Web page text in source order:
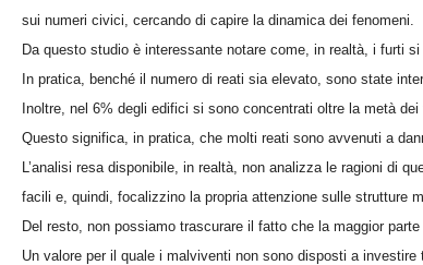
sui numeri civici, cercando di capire la dinamica dei fenomeni.
Da questo studio è interessante notare come, in realtà, i furti si
In pratica, benché il numero di reati sia elevato, sono state
Inoltre, nel 6% degli edifici si sono concentrati oltre la metà dei
Questo significa, in pratica, che molti reati sono avvenuti a
L’analisi resa disponibile, in realtà, non analizza le ragioni di
facili e, quindi, focalizzino la propria attenzione sulle strutture
Del resto, non possiamo trascurare il fatto che la maggior
Un valore per il quale i malviventi non sono disposti a